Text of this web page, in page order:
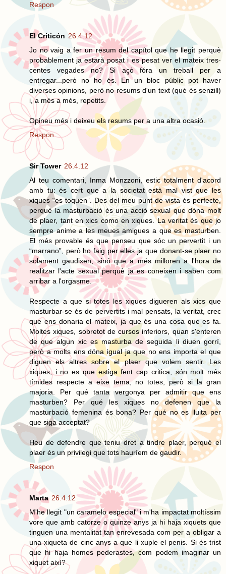
Respon
El Criticón 26.4.12
Jo no vaig a fer un resum del capítol que he llegit perquè
probablement ja estarà posat i es pesat ver el mateix tres-
centes vegades no? Si açò fóra un treball per a
entregar...però no ho és. En un bloc públic pot haver
diverses opinions, però no resums d'un text (què és senzill)
i, a més a més, repetits.
Opineu més i deixeu els resums per a una altra ocasió.
Respon
Sir Tower 26.4.12
Al teu comentari, Inma Monzzoni, estic totalment d'acord
amb tu: és cert que a la societat està mal vist que les
xiques “es toquen”. Des del meu punt de vista és perfecte,
perquè la masturbació és una acció sexual que dóna molt
de plaer, tant en xics como en xiques. La veritat és que jo
sempre anime a les meues amigues a que es masturben.
El més provable és que penseu que sóc un pervertit i un
“marrano”, però ho faig per elles ja que donant-se plaer no
solament gaudixen, sinó que a més milloren a l'hora de
realitzar l'acte sexual perquè ja es coneixen i saben com
arribar a l'orgasme.
Respecte a que si totes les xiques digueren als xics que
masturbar-se és de pervertits i mal pensats, la veritat, crec
que ens donaria el mateix, ja que és una cosa que es fa.
Moltes xiques, sobretot de cursos inferiors, quan s'enteren
de que algun xic es masturba de seguida li diuen gorrí,
però a molts ens dóna igual ja que no ens importa el que
diguen els altres sobre el plaer que volem sentir. Les
xiques, i no es que estiga fent cap critica, són molt més
tímides respecte a eixe tema, no totes, però si la gran
majoria. Per qué tanta vergonya per admitir que ens
masturben? Per qué les xiques no defenen que la
masturbació femenina és bona? Per qué no es lluita per
que siga acceptat?
Heu de defendre que teniu dret a tindre plaer, perqué el
plaer és un privilegi que tots hauríem de gaudir.
Respon
Marta 26.4.12
M'he llegit "un caramelo especial" i m'ha impactat moltíssim
vore que amb catorze o quinze anys ja hi haja xiquets que
tinguen una mentalitat tan enrevesada com per a obligar a
una xiqueta de cinc anys a que li xuple el penis. Si és trist
que hi haja homes pederastes, com podem imaginar un
xiquet així?